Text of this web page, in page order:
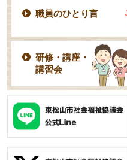
職員のひとり言
研修・講座・
講習会